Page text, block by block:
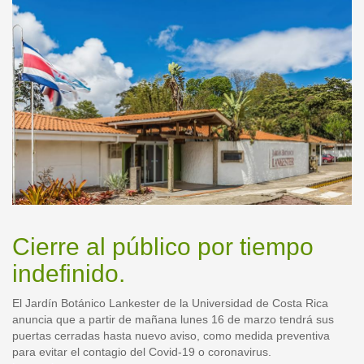
Cierre al público por tiempo
indefinido.
El Jardín Botánico Lankester de la Universidad de Costa Rica
anuncia que a partir de mañana lunes 16 de marzo tendrá sus
puertas cerradas hasta nuevo aviso, como medida preventiva
para evitar el contagio del Covid-19 o coronavirus.